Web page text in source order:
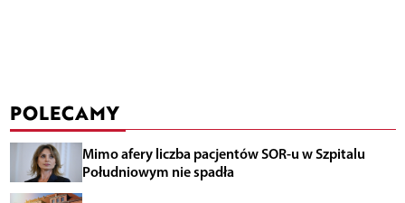
POLECAMY
Mimo afery liczba pacjentów SOR-u w Szpitalu
Południowym nie spadła